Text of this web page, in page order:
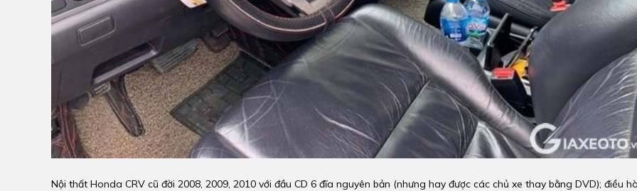
Nội thất Honda CRV cũ đời 2008, 2009, 2010 với đầu CD 6 đĩa nguyên bản (nhưng hay được các chủ xe thay bằng DVD); điều